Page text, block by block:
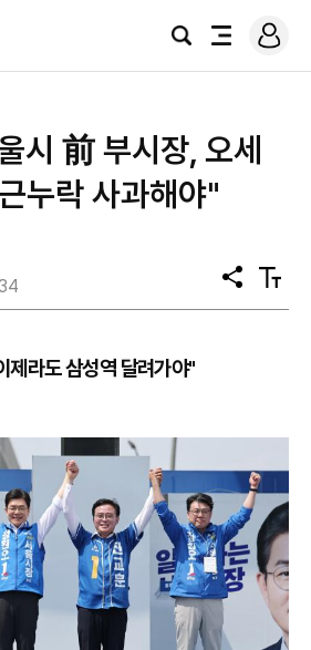
검
전
로
그
시 前 부시장, 오세
누락 사과해야"
공
유
텍
스
라도 삼성역 달려가야"